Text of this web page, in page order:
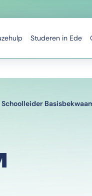
Studeren in Ede
Schoolleider